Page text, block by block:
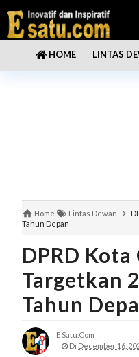
HOME LINTAS
Home Lintas Dewan
Tahun Depan
DPRD
Targetkan
Tahun
E Satu.com
Di December 16,